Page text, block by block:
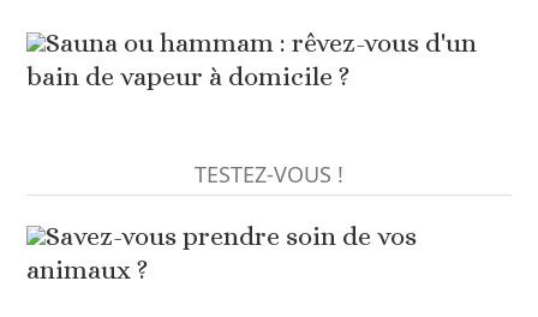
Sauna ou hammam : rêvez-vous d'un
bain de vapeur à domicile ?
TESTEZ-VOUS !
Savez-vous prendre soin de vos
animaux ?